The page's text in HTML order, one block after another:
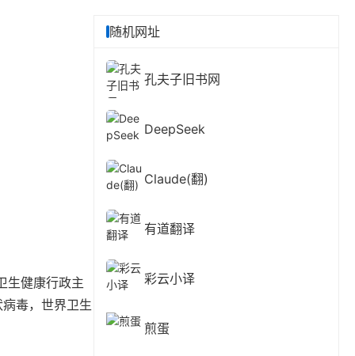
生健康行政主
毒，世界卫生
随机网址
孔夫子旧书网
DeepSeek
Claude(翻)
有道翻译
彩云小译
煎蛋